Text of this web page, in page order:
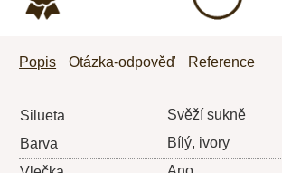
Popis Otázka-odpověď Reference
Silueta
Svěží sukně
Barva
Bílý, ivory